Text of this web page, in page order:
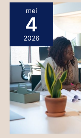
mei
4
2026
WAAROM
GOEDE
VAAK
IS
DAN
ALLEEN
HARD
WERKEN